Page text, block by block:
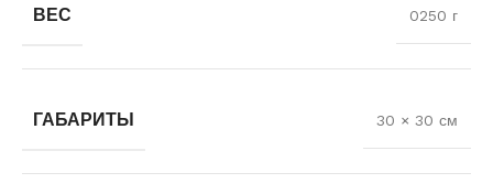
ВЕС 0250 г
ГАБАРИТЫ 30 × 30 см